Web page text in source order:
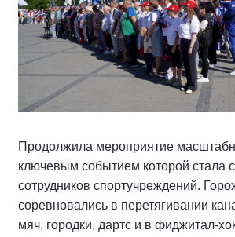
Продолжила мероприятие
ключевым событием которой стала
сотрудников спортучреждений.
соревновались в перетягивании
мяч, городки, дартс и в фиджитал-